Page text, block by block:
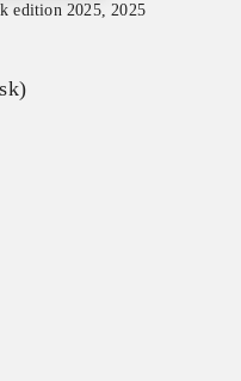
edition 2025, 2025